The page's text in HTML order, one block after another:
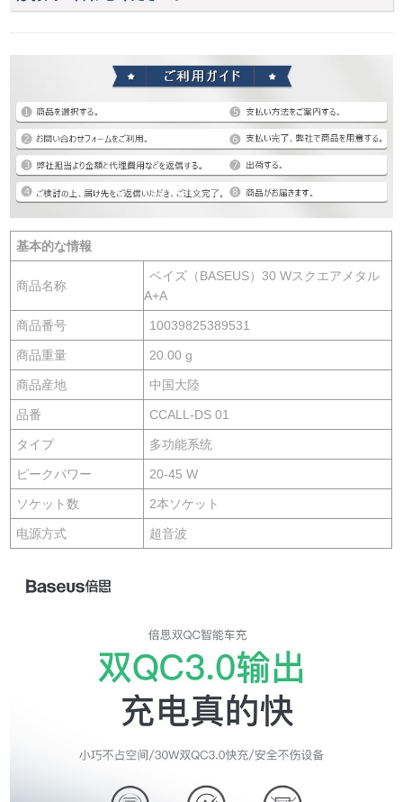
基本的な情報
商品名称
ベイズ（BASEUS）30 Wスクエアメタル
A+A
商品番号 10039825389531
商品重量 20.00 g
商品産地 中国大陸
品番 CCALL-DS 01
タイプ 多功能系统
ピークパワー 20-45 W
ソケット数 2本ソケット
电源方式 超音波